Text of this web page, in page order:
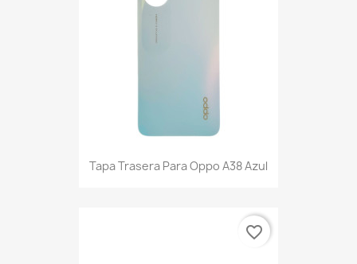
Tapa Trasera Para Oppo A38 Azul
favorite_border